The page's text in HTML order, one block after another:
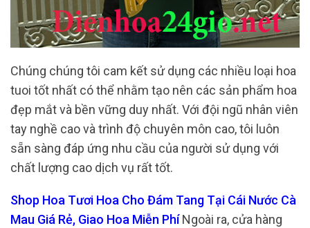
Chúng chúng tôi cam kết sử dụng các nhiều loại hoa
tuoi tốt nhất có thể nhằm tạo nên các sản phẩm hoa
đẹp mắt và bền vững duy nhất. Với đội ngũ nhân viên
tay nghề cao và trình độ chuyên môn cao, tôi luôn
sẵn sàng đáp ứng nhu cầu của người sử dụng với
chất lượng cao dịch vụ rất tốt.
Shop Hoa Tươi Hoa Cho Đám Tang Tại Cái Nước Cà
Mau Giá Rẻ, Giao Hoa Miễn PhíNgoài ra, cửa hàng